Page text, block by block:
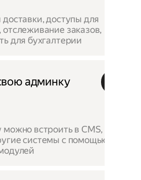
доступы для
заказов,
для бухгалтерии
админку
можно встроить в CMS,
системы с помощью